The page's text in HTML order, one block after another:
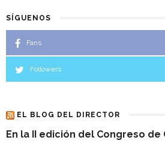
SÍGUENOS
Fans
Followers
EL BLOG DEL DIRECTOR
En la II edición del Congreso de